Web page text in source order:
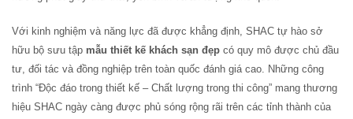
Với kinh nghiệm và năng lực đã được khẳng định, SHAC tự hào sở
hữu bộ sưu tập mẫu thiết kế khách sạn đẹp có quy mô được chủ đầu
tư, đối tác và đồng nghiệp trên toàn quốc đánh giá cao. Những công
trình “Độc đáo trong thiết kế – Chất lượng trong thi công” mang thương
hiệu SHAC ngày càng được phủ sóng rộng rãi trên các tỉnh thành của